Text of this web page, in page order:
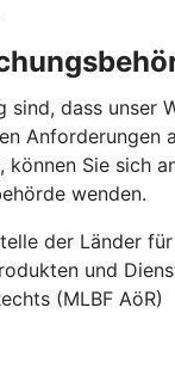
sind, dass unser
Anforderungen
Sie sich
wenden.
der Länder
und
(MLBF AöR)